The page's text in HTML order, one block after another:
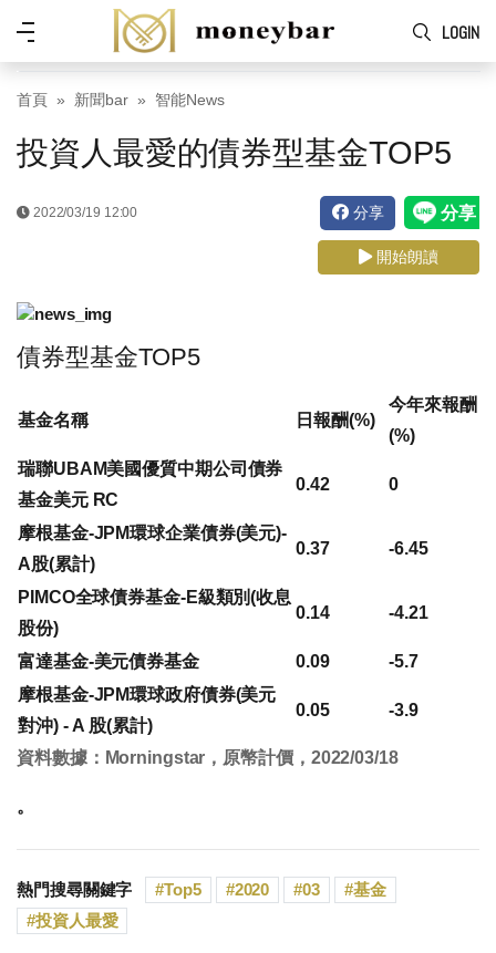
Skip to main content
LOGIN
功
能
表
首頁 新聞bar 智能News
投資人最愛的債券型基金TOP5
2022/03/19 12:00 分享
開始朗讀
債券型基金TOP5
基金名稱 日報酬(%)
今年來報酬
(%)
瑞聯UBAM美國優質中期公司債券
基金美元 RC
0.42 0
摩根基金-JPM環球企業債券(美元)-
A股(累計)
0.37 -6.45
PIMCO全球債券基金-E級類別(收息
股份)
0.14 -4.21
富達基金-美元債券基金 0.09
-5.7
摩根基金-JPM環球政府債券(美元
對沖) - A 股(累計)
0.05 -3.9
資料數據：Morningstar，原幣計價，2022/03/18
。
熱門搜尋關鍵字 Top5 2020 03
基金
投資人最愛